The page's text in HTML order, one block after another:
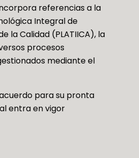
referencias a la
Integral de
la Calidad (PLATIICA), la
procesos
mediante el
para su pronta
entra en vigor